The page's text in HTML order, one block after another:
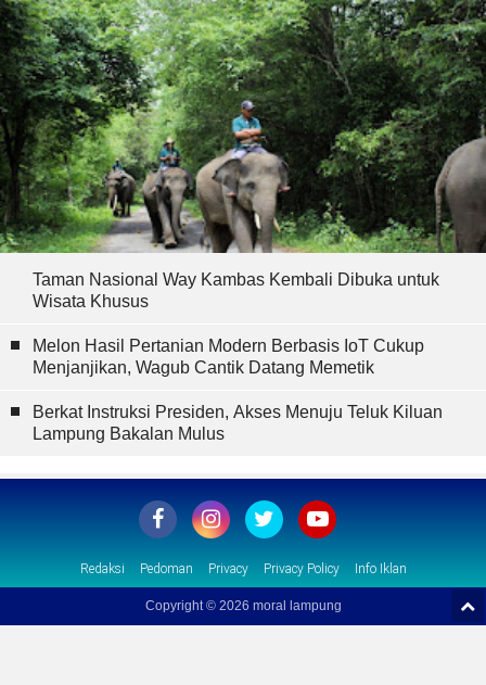
Taman Nasional Way Kambas Kembali Dibuka untuk
Wisata Khusus
Melon Hasil Pertanian Modern Berbasis IoT Cukup
Menjanjikan, Wagub Cantik Datang Memetik
Berkat Instruksi Presiden, Akses Menuju Teluk Kiluan
Lampung Bakalan Mulus
Redaksi Pedoman Privacy Privacy Policy Info Iklan
Copyright © 2026 moral lampung